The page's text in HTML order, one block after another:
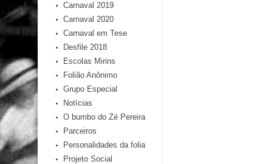
Carnaval 2019
Carnaval 2020
Carnaval em Tese
Desfile 2018
Escolas Mirins
Folião Anônimo
Grupo Especial
Notícias
O bumbo do Zé Pereira
Parceiros
Personalidades da folia
Projeto Social